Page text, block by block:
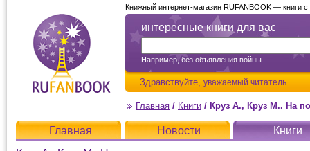
интересные книги для вас
Например,без объявления войны
Здравствуйте, уважаемый читатель
Книжный интернет-магазин RUFANBOOK — книги
Главная / Книги / Круз А., Круз М.. На
Главная Новости
Книги